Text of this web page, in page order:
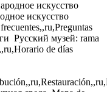
искусство
Русский музей: rama
de días